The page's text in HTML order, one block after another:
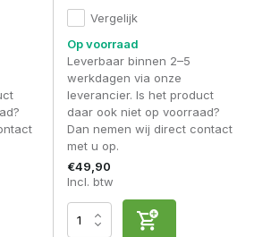
is de afwerking. Premium optics
coating die reflectie vermindert
intensief gebruik.
NV-compatibiliteit en
bepaalt de grootte van de dot en
snelheid en precisie:
Gebruik Voordeel
Vergelijk
Op voorraad
Leverbaar binnen 2–5
werkdagen via onze
leverancier. Is het product
daar ook niet op voorraad?
Dan nemen wij direct contact
met u op.
€49,90
Incl. btw